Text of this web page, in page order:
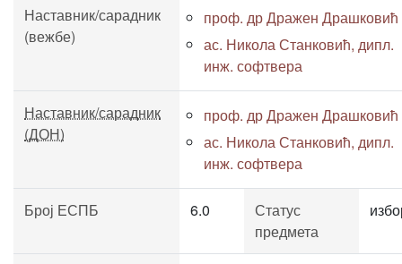
Наставник/сарадник
(вежбе)
проф. др Дражен Драшковић
ас. Никола Станковић, дипл.
инж. софтвера
Наставник/сарадник
(ДОН)
проф. др Дражен Драшковић
ас. Никола Станковић, дипл.
инж. софтвера
Број ЕСПБ 6.0
Статус
предмета